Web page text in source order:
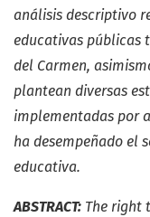
análisis descriptivo
educativas públicas
del Carmen,
plantean diversas
implementadas por
ha desempeñado el
educativa.
ABSTRACT: The right